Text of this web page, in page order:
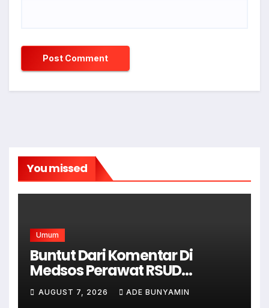
You missed
Umum
Buntut Dari Komentar Di
Medsos Perawat RSUD
Cicalengka Di Non Aktifkan
AUGUST 7, 2026 ADE BUNYAMIN